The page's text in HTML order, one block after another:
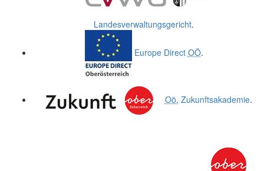
Landesverwaltungsgericht.
Europe Direct OÖ.
Oö. Zukunftsakademie.